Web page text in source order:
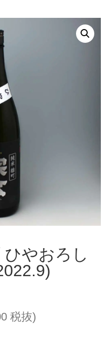
やおろし
税抜)